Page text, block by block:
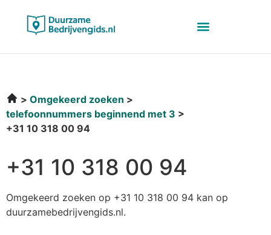
Omgekeerd zoeken
telefoonnummers beginnend met 3
+31 10 318 00 94
+31 10 318 00 94
Omgekeerd zoeken op +31 10 318 00 94 kan op
duurzamebedrijvengids.nl.